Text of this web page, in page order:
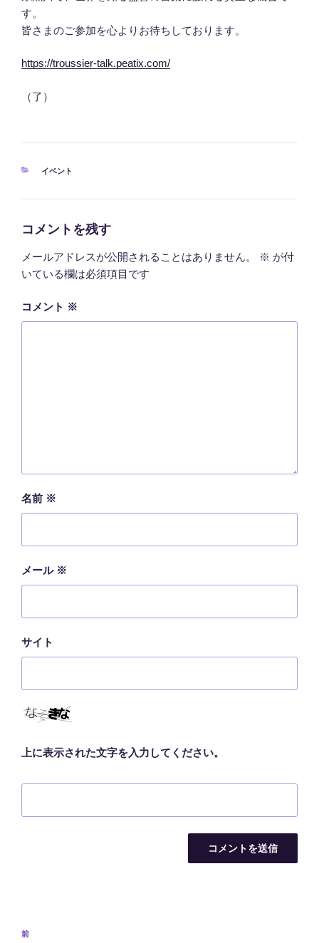
す。
皆さまのご参加を心よりお待ちしております。
https://troussier-talk.peatix.com/
（了）
カ
イベント
コメントを残す
メールアドレスが公開されることはありません。 ※ が付
いている欄は必須項目です
コメント ※
名前 ※
メール ※
サイト
上に表示された文字を入力してください。
投
前
前